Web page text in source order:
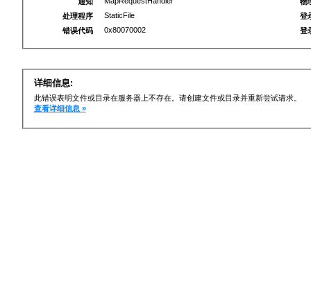
处理程序
StaticFile
错误代码
0x80070002
登
登
详细信息:
此错误表明文件或目录在服务器上不存在。请创建文件或目录并重新尝试请求。
查看详细信息 »